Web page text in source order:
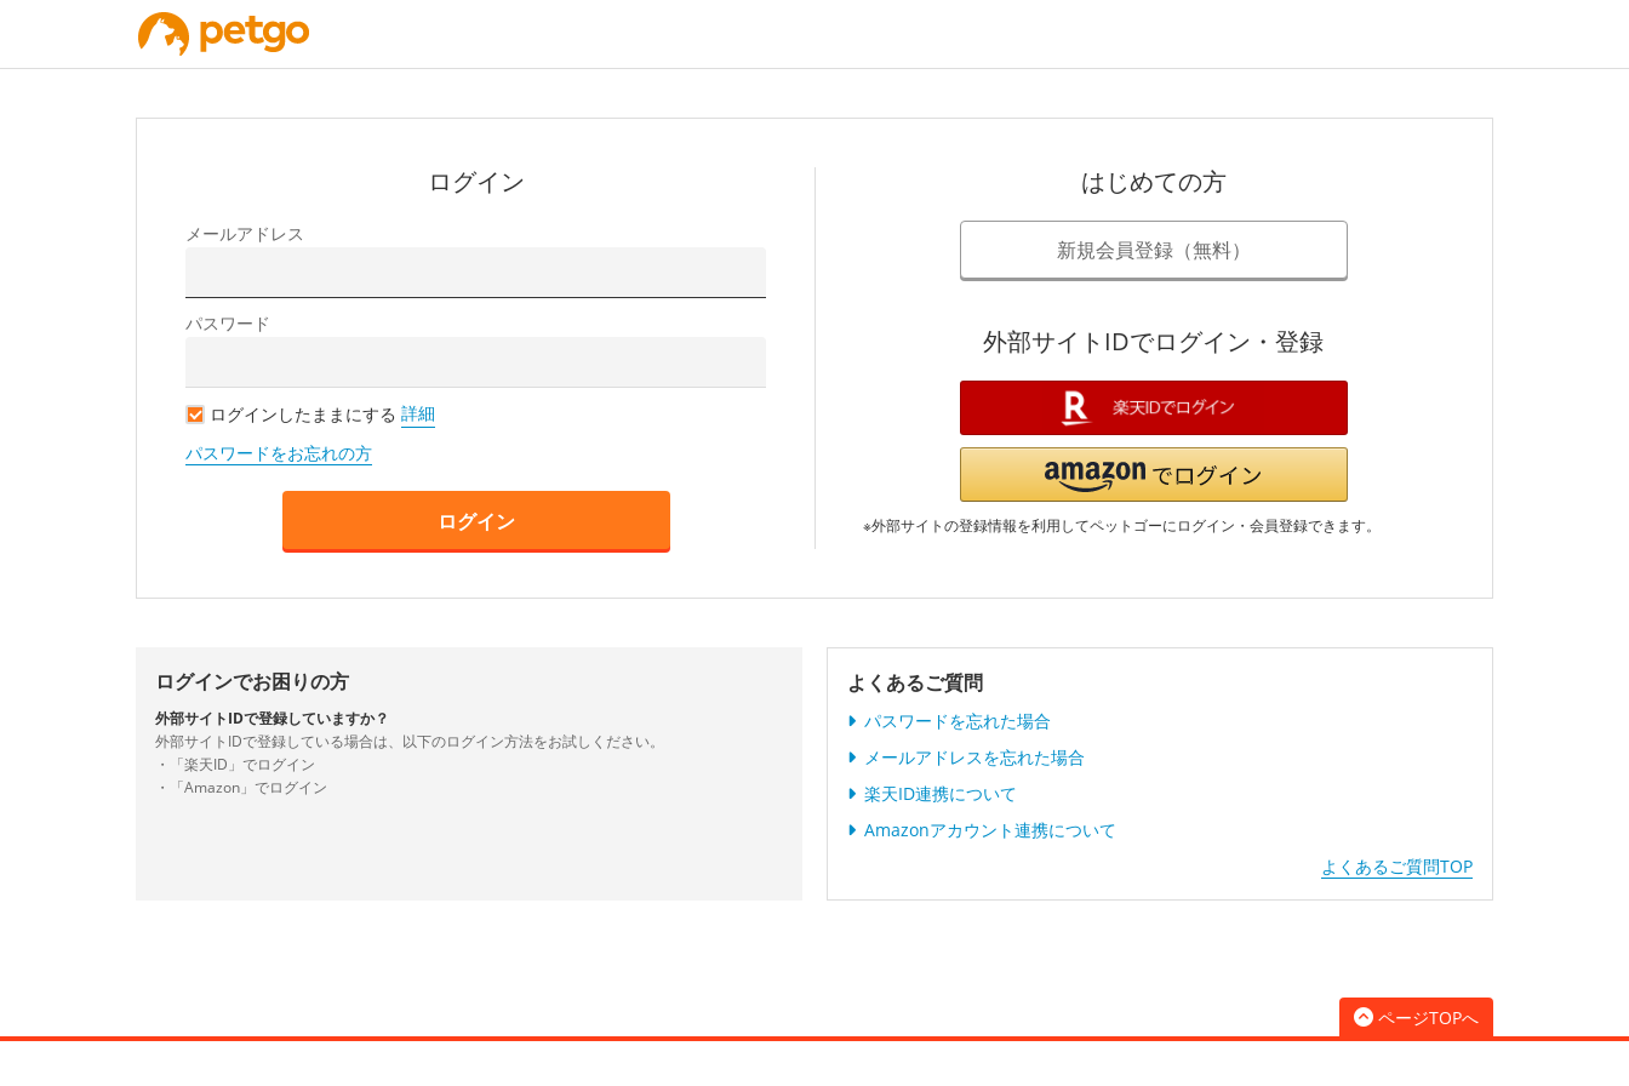
ログイン
メールアドレス
パスワード
ログインしたままにする 詳細
パスワードをお忘れの方
ログイン
はじめての方
新規会員登録（無料）
外部サイトIDでログイン・登録
※外部サイトの登録情報を利用してペットゴーにログイン・会員登録できます。
ログインでお困りの方
外部サイトIDで登録していますか？
外部サイトIDで登録している場合は、以下のログイン方法をお試しください。
・「楽天ID」でログイン
・「Amazon」でログイン
よくあるご質問
パスワードを忘れた場合
メールアドレスを忘れた場合
楽天ID連携について
Amazonアカウント連携について
よくあるご質問TOP
ページTOPへ